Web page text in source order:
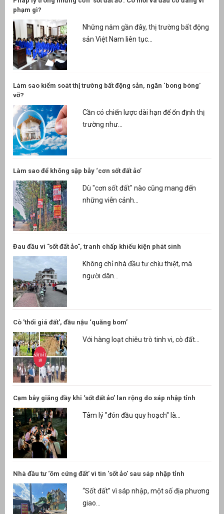
phạm gì?
Những năm gần đây, thị trường bất động
sản Việt Nam liên tục...
Làm sao kiểm soát thị trường bất động sản, ngăn ‘bong bóng’
vỡ?
Cần có chiến lược dài hạn để ổn định thị
trường như...
Làm sao để không sập bẫy ‘cơn sốt đất ảo’
Dù "cơn sốt đất" nào cũng mang đến
những viễn cảnh...
Đau đầu vì "sốt đất ảo", tranh chấp khiếu kiện phát sinh
Không chỉ nhà đầu tư chịu thiệt, mà
người dân...
Cò 'thổi giá đất', đầu nậu ‘quăng bom’
Với hàng loạt chiêu trò tinh vi, cò đất...
Cạm bẫy giăng đầy khi ‘sốt đất ảo’ lan rộng do sáp nhập tỉnh
Tâm lý "đón đầu quy hoạch" là...
Nhà đầu tư ‘ôm cứng đất’ vì tin ‘sốt ảo’ sau sáp nhập tỉnh
“Sốt đất” vì sáp nhập, một số địa phương
giao...